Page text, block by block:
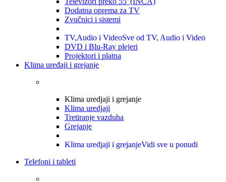
Dodatna oprema za TV
Zvučnici i sistemi
TV,Audio i VideoSve od TV, Audio i Video
DVD i Blu-Ray plejeri
Projektori i platna
Klima uređaji i grejanje
Klima uredjaji i grejanje
Klima uredjaji
Tretiranje vazduha
Grejanje
Klima uredjaji i grejanjeVidi sve u ponudi
Telefoni i tableti